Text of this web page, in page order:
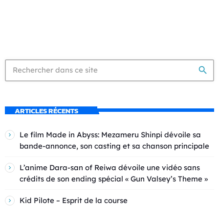
search
ARTICLES RÉCENTS
Le film Made in Abyss: Mezameru Shinpi dévoile sa
bande-annonce, son casting et sa chanson principale
L’anime Dara-san of Reiwa dévoile une vidéo sans
crédits de son ending spécial « Gun Valsey’s Theme »
Kid Pilote – Esprit de la course